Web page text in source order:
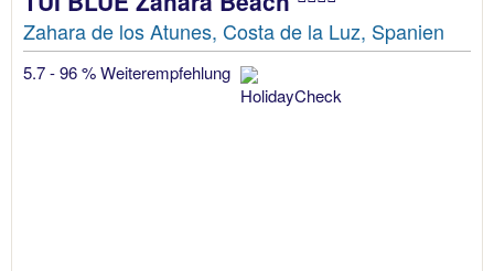
Zahara de los Atunes, Costa de la Luz, Spanien
5.7 - 96 % Weiterempfehlung